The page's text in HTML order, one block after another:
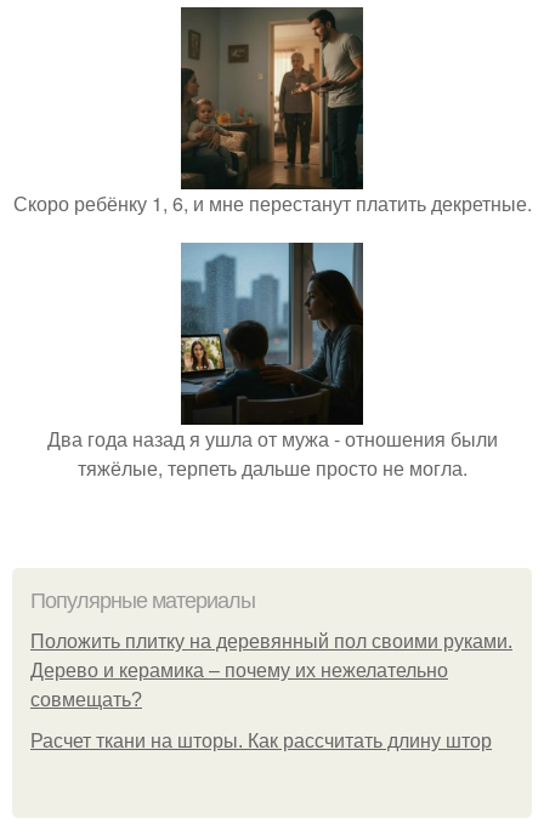
Скоро ребёнку 1, 6, и мне перестанут платить декретные.
Два года назад я ушла от мужа - отношения были
тяжёлые, терпеть дальше просто не могла.
Популярные материалы
Положить плитку на деревянный пол своими руками.
Дерево и керамика – почему их нежелательно
совмещать?
Расчет ткани на шторы. Как рассчитать длину штор